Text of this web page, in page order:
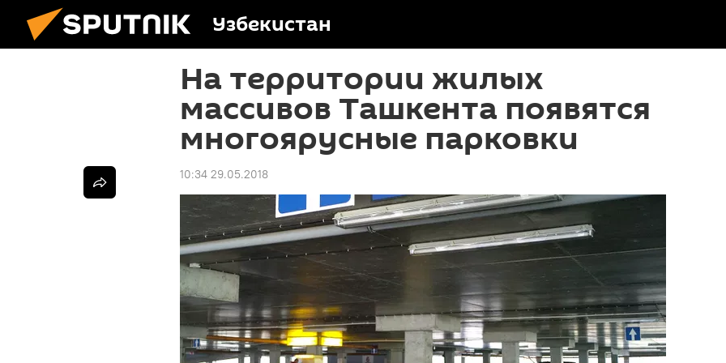
Узбекистан
На территории жилых
массивов Ташкента появятся
многоярусные парковки
10:34 29.05.2018